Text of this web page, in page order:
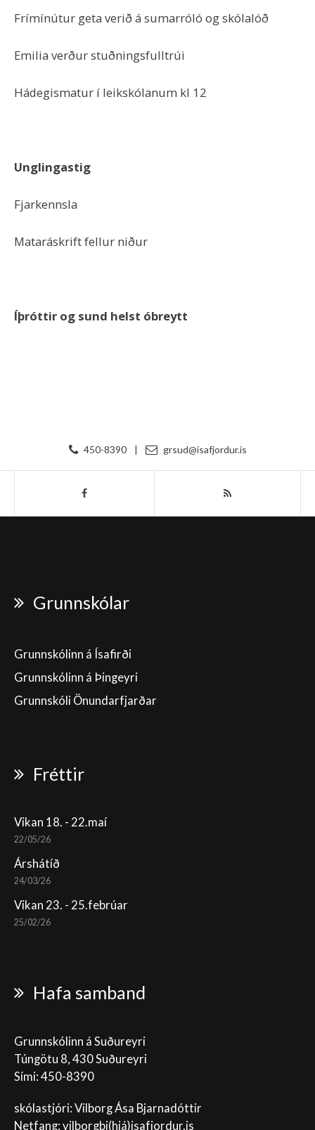
Frímínútur geta verið á sumarróló og skólalóð
Emilia verður stuðningsfulltrúi
Hádegismatur í leikskólanum kl 12
Unglingastig
Fjarkennsla
Mataráskrift fellur niður
Íþróttir og sund helst óbreytt
450-8390 | grsud@isafjordur.is
Grunnskólar
Grunnskólinn á Ísafirði
Grunnskólinn á Þingeyri
Grunnskóli Önundarfjarðar
Fréttir
Vikan 18. - 22.maí
22/05/26
Árshátíð
24/03/26
Vikan 23. - 25.febrúar
25/02/26
Hafa samband
Grunnskólinn á Suðureyri
Túngötu 8, 430 Suðureyri
Sími: 450-8390
skólastjóri: Vilborg Ása Bjarnadóttir
Netfang: vilborgbj(hjá)isafjordur.is